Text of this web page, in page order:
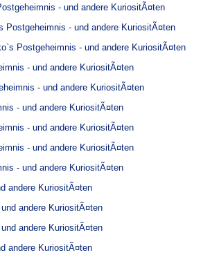
- und andere KuriositÃ¤ten
Postgeheimnis - und andere KuriositÃ¤ten
Postgeheimnis - und andere KuriositÃ¤ten
- und andere KuriositÃ¤ten
- und andere KuriositÃ¤ten
- und andere KuriositÃ¤ten
- und andere KuriositÃ¤ten
- und andere KuriositÃ¤ten
- und andere KuriositÃ¤ten
andere KuriositÃ¤ten
andere KuriositÃ¤ten
andere KuriositÃ¤ten
andere KuriositÃ¤ten